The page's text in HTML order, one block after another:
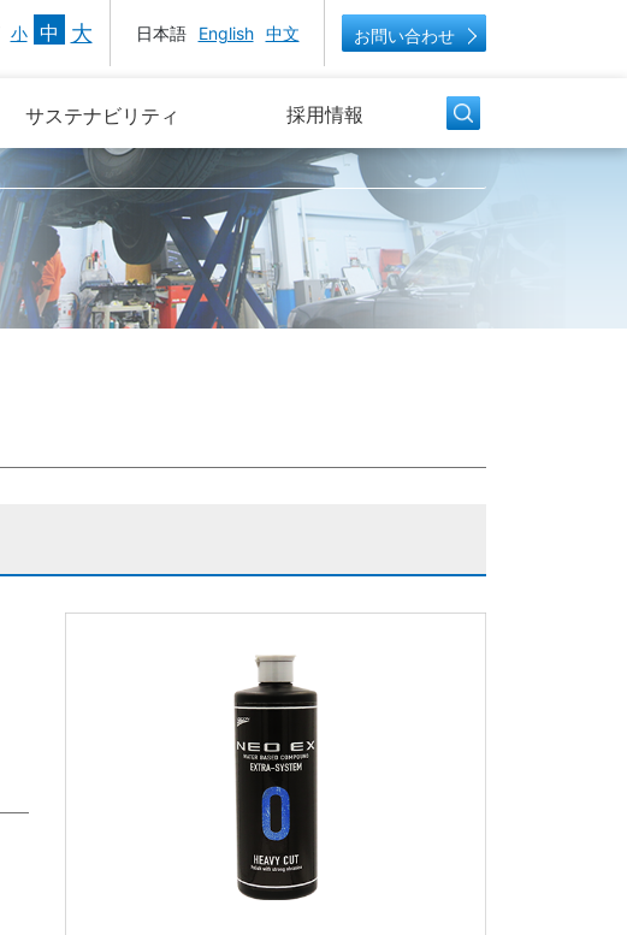
小 中 大 日本語 English 中文 お問い合わせ
サステナビリティ 採用情報